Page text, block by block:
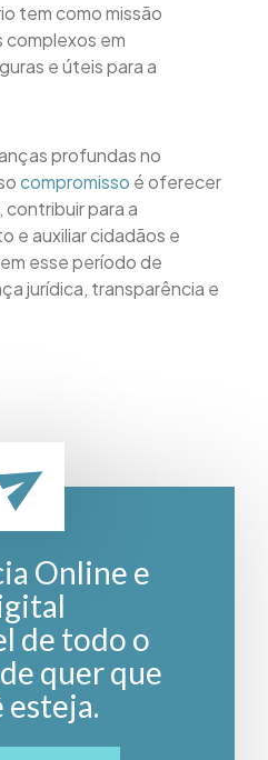
tem como missão
complexos em
e úteis para a
profundas no
compromisso é oferecer
para a
e auxiliar cidadãos e
esse período de
jurídica, transparência e
Online e
de todo o
quer que
esteja.